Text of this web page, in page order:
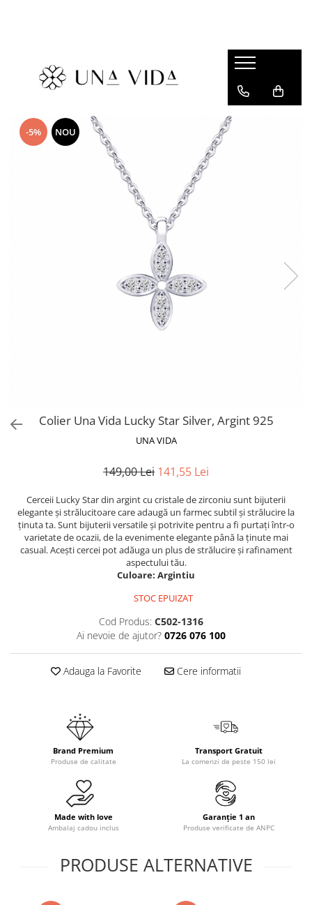
Cadouri pentru EA
CADOURI sub 150 lei - EA
CADOURI sub 150 lei - EL
-5% NOU
Colier Una Vida Lucky Star Silver, Argint 925
UNA VIDA
149,00 Lei 141,55 Lei
Cerceii Lucky Star din argint cu cristale de zirconiu sunt bijuterii
elegante și strălucitoare care adaugă un farmec subtil și strălucire la
ținuta ta. Sunt bijuterii versatile și potrivite pentru a fi purtați într-o
varietate de ocazii, de la evenimente elegante până la ținute mai
casual. Acești cercei pot adăuga un plus de strălucire și rafinament
aspectului tău.
Culoare: Argintiu
STOC EPUIZAT
Cod Produs: C502-1316
Ai nevoie de ajutor? 0726 076 100
Adauga la Favorite Cere informatii
Brand Premium
Produse de calitate
Transport Gratuit
La comenzi de peste 150 lei
Made with love
Ambalaj cadou inclus
Garanție 1 an
Produse verificate de ANPC
PRODUSE ALTERNATIVE